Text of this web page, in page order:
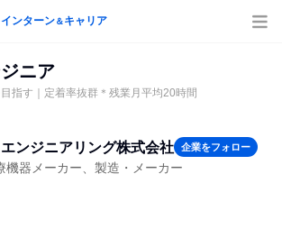
インターン＆キャリア
ニア
指す｜定着率抜群＊残業月平均20時間
ンジニアリング株式会社 企業をフォロー
機器メーカー、製造・メーカー